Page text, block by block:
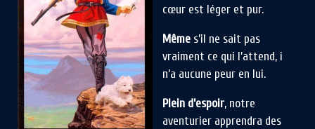
cœur est léger et pur.
Même s’il ne sait pas
vraiment ce qui l’attend, i
n’a aucune peur en lui.
Plein d’espoir, notre
aventurier apprendra des